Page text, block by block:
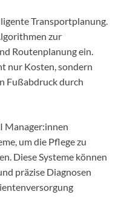
Transportplanung.
zur
Routenplanung ein.
nur Kosten, sondern
Fußabdruck durch
Manager:innen
um die Pflege zu
Diese Systeme können
präzise Diagnosen